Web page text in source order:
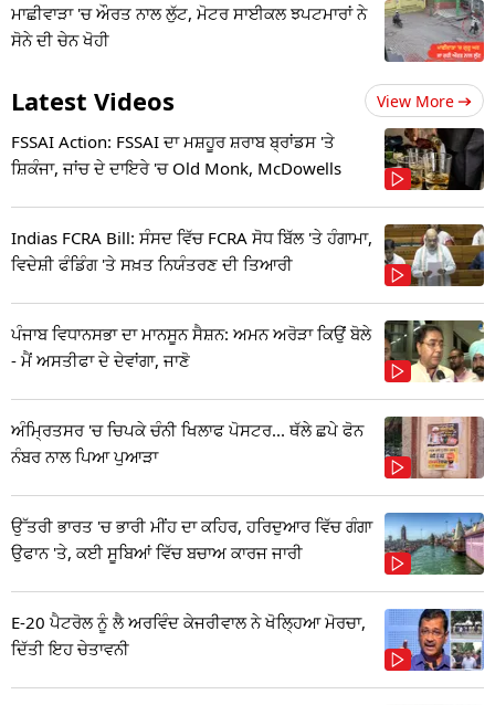
ਮਾਛੀਵਾੜਾ 'ਚ ਔਰਤ ਨਾਲ ਲੁੱਟ, ਮੋਟਰ ਸਾਈਕਲ ਝਪਟਮਾਰਾਂ ਨੇ
ਸੋਨੇ ਦੀ ਚੇਨ ਖੋਹੀ
Latest Videos View More
FSSAI Action: FSSAI ਦਾ ਮਸ਼ਹੂਰ ਸ਼ਰਾਬ ਬ੍ਰਾਂਡਸ 'ਤੇ
ਸ਼ਿਕੰਜਾ, ਜਾਂਚ ਦੇ ਦਾਇਰੇ 'ਚ Old Monk, McDowells
Indias FCRA Bill: ਸੰਸਦ ਵਿੱਚ FCRA ਸੋਧ ਬਿੱਲ 'ਤੇ ਹੰਗਾਮਾ,
ਵਿਦੇਸ਼ੀ ਫੰਡਿੰਗ 'ਤੇ ਸਖ਼ਤ ਨਿਯੰਤਰਣ ਦੀ ਤਿਆਰੀ
ਪੰਜਾਬ ਵਿਧਾਨਸਭਾ ਦਾ ਮਾਨਸੂਨ ਸੈਸ਼ਨ: ਅਮਨ ਅਰੋੜਾ ਕਿਉਂ ਬੋਲੇ
- ਮੈਂ ਅਸਤੀਫਾ ਦੇ ਦੇਵਾਂਗਾ, ਜਾਣੋ
ਅੰਮ੍ਰਿਤਸਰ 'ਚ ਚਿਪਕੇ ਚੰਨੀ ਖਿਲਾਫ ਪੋਸਟਰ... ਥੱਲੇ ਛਪੇ ਫੋਨ
ਨੰਬਰ ਨਾਲ ਪਿਆ ਪੁਆੜਾ
ਉੱਤਰੀ ਭਾਰਤ 'ਚ ਭਾਰੀ ਮੀਂਹ ਦਾ ਕਹਿਰ, ਹਰਿਦੁਆਰ ਵਿੱਚ ਗੰਗਾ
ਉਫਾਨ 'ਤੇ, ਕਈ ਸੂਬਿਆਂ ਵਿੱਚ ਬਚਾਅ ਕਾਰਜ ਜਾਰੀ
E-20 ਪੈਟਰੋਲ ਨੂੰ ਲੈ ਅਰਵਿੰਦ ਕੇਜਰੀਵਾਲ ਨੇ ਖੋਲ੍ਹਿਆ ਮੋਰਚਾ,
ਦਿੱਤੀ ਇਹ ਚੇਤਾਵਨੀ